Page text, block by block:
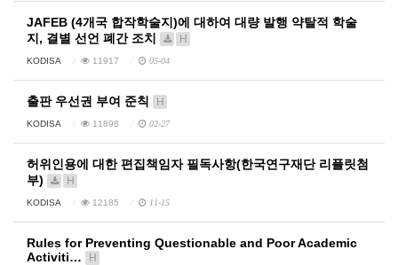
JAFEB (4개국 합작학술지)에 대하여 대량 발행 약탈적 학술
지, 결별 선언 폐간 조치
H
KODISA 11917 05-04
출판 우선권 부여 준칙 H
KODISA 11898 02-27
허위인용에 대한 편집책임자 필독사항(한국연구재단 리플릿첨
부)
H
KODISA 12185 11-15
Rules for Preventing Questionable and Poor Academic
Activiti…
H